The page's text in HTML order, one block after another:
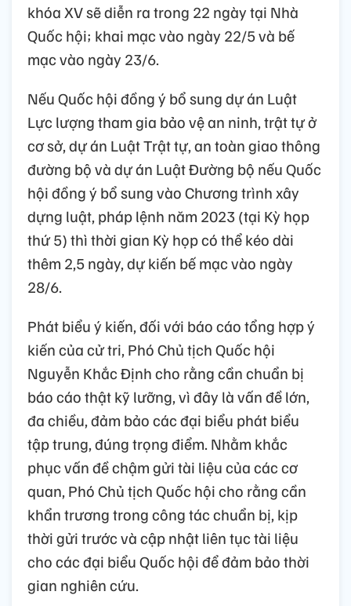
khóa XV sẽ diễn ra trong 22 ngày tại Nhà
Quốc hội; khai mạc vào ngày 22/5 và bế
mạc vào ngày 23/6.
Nếu Quốc hội đồng ý bổ sung dự án Luật
Lực lượng tham gia bảo vệ an ninh, trật tự ở
cơ sở, dự án Luật Trật tự, an toàn giao thông
đường bộ và dự án Luật Đường bộ nếu Quốc
hội đồng ý bổ sung vào Chương trình xây
dựng luật, pháp lệnh năm 2023 (tại Kỳ họp
thứ 5) thì thời gian Kỳ họp có thể kéo dài
thêm 2,5 ngày, dự kiến bế mạc vào ngày
28/6.
Phát biểu ý kiến, đối với báo cáo tổng hợp ý
kiến của cử tri, Phó Chủ tịch Quốc hội
Nguyễn Khắc Định cho rằng cần chuẩn bị
báo cáo thật kỹ lưỡng, vì đây là vấn đề lớn,
đa chiều, đảm bảo các đại biểu phát biểu
tập trung, đúng trọng điểm. Nhằm khắc
phục vấn đề chậm gửi tài liệu của các cơ
quan, Phó Chủ tịch Quốc hội cho rằng cần
khẩn trương trong công tác chuẩn bị, kịp
thời gửi trước và cập nhật liên tục tài liệu
cho các đại biểu Quốc hội để đảm bảo thời
gian nghiên cứu.